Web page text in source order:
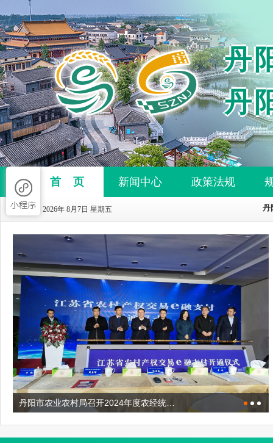
丹
丹
首 页 新闻中心 政策法规
今天是 2026年 8月7日 星期五
丹阳市农业农村局召开2024年度农经统…
举办丹阳市农村产权交易业务培训班
丹阳市农业农村局举办农村集体“三资…